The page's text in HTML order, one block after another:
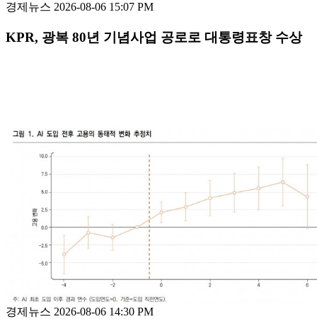
경제뉴스 2026-08-06 15:07 PM
KPR, 광복 80년 기념사업 공로로 대통령표창 수상
경제뉴스 2026-08-06 14:30 PM